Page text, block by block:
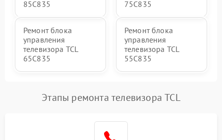
85C835 75C835
Ремонт блока
управления
телевизора TCL
65C835
Ремонт блока
управления
телевизора TCL
55C835
Этапы ремонта телевизора TCL